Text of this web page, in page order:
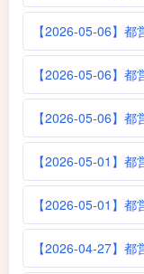
【2026-05-06】都
【2026-05-06】都
【2026-05-06】都
【2026-05-01】都
【2026-05-01】都
【2026-04-27】